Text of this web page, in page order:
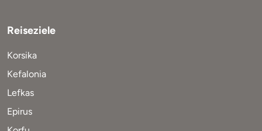
Reiseziele
Korsika
Kefalonia
Lefkas
Epirus